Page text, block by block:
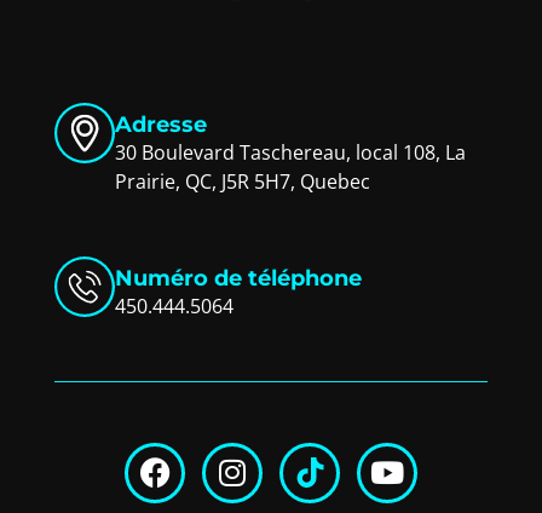
Adresse
30 Boulevard Taschereau, local 108, La
Prairie, QC, J5R 5H7, Quebec
Numéro de téléphone
450.444.5064